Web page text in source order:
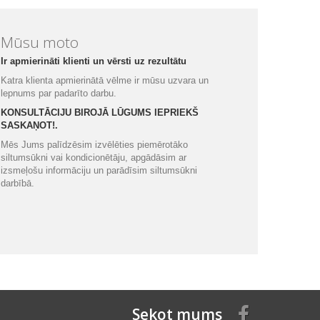
Mūsu moto
Ir apmierināti klienti un vērsti uz rezultātu
Katra klienta apmierinātā vēlme ir mūsu uzvara un
lepnums par padarīto darbu.
KONSULTĀCIJU BIROJĀ LŪGUMS IEPRIEKŠ
SASKAŅOT!.
Mēs Jums palīdzēsim izvēlēties piemērotāko
siltumsūkni vai kondicionētāju, apgādāsim ar
izsmeļošu informāciju un parādīsim siltumsūkni
darbībā.
Sekot mums